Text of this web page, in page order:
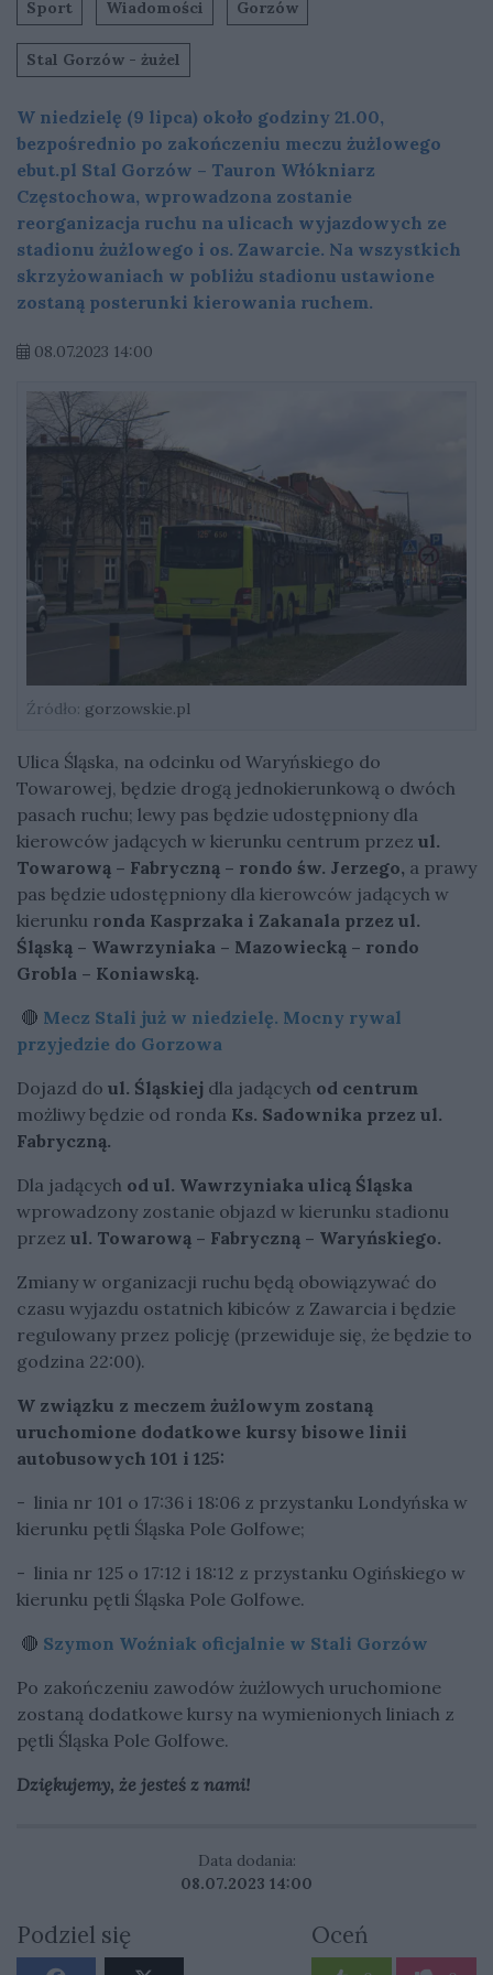
Sport Wiadomości Gorzów
Stal Gorzów - żużel
W niedzielę (9 lipca) około godziny 21.00,
bezpośrednio po zakończeniu meczu żużlowego
ebut.pl Stal Gorzów – Tauron Włókniarz
Częstochowa, wprowadzona zostanie
reorganizacja ruchu na ulicach wyjazdowych ze
stadionu żużlowego i os. Zawarcie. Na wszystkich
skrzyżowaniach w pobliżu stadionu ustawione
zostaną posterunki kierowania ruchem.
08.07.2023 14:00
Źródło: gorzowskie.pl
Ulica Śląska, na odcinku od Waryńskiego do
Towarowej, będzie drogą jednokierunkową o dwóch
pasach ruchu; lewy pas będzie udostępniony dla
kierowców jadących w kierunku centrum przez ul.
Towarową – Fabryczną – rondo św. Jerzego, a prawy
pas będzie udostępniony dla kierowców jadących w
kierunku ronda Kasprzaka i Zakanala przez ul.
Śląską – Wawrzyniaka – Mazowiecką – rondo
Grobla – Koniawską.
🔴 Mecz Stali już w niedzielę. Mocny rywal
przyjedzie do Gorzowa
Dojazd do ul. Śląskiej dla jadących od centrum
możliwy będzie od ronda Ks. Sadownika przez ul.
Fabryczną.
Dla jadących od ul. Wawrzyniaka ulicą Śląska
wprowadzony zostanie objazd w kierunku stadionu
przez ul. Towarową – Fabryczną – Waryńskiego.
Zmiany w organizacji ruchu będą obowiązywać do
czasu wyjazdu ostatnich kibiców z Zawarcia i będzie
regulowany przez policję (przewiduje się, że będzie to
godzina 22:00).
W związku z meczem żużlowym zostaną
uruchomione dodatkowe kursy bisowe linii
autobusowych 101 i 125:
- linia nr 101 o 17:36 i 18:06 z przystanku Londyńska w
kierunku pętli Śląska Pole Golfowe;
- linia nr 125 o 17:12 i 18:12 z przystanku Ogińskiego w
kierunku pętli Śląska Pole Golfowe.
🔴 Szymon Woźniak oficjalnie w Stali Gorzów
Po zakończeniu zawodów żużlowych uruchomione
zostaną dodatkowe kursy na wymienionych liniach z
pętli Śląska Pole Golfowe.
Dziękujemy, że jesteś z nami!
Data dodania:
08.07.2023 14:00
Podziel się Oceń